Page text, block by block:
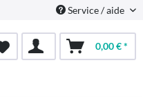
Service / aide
0,00 € *